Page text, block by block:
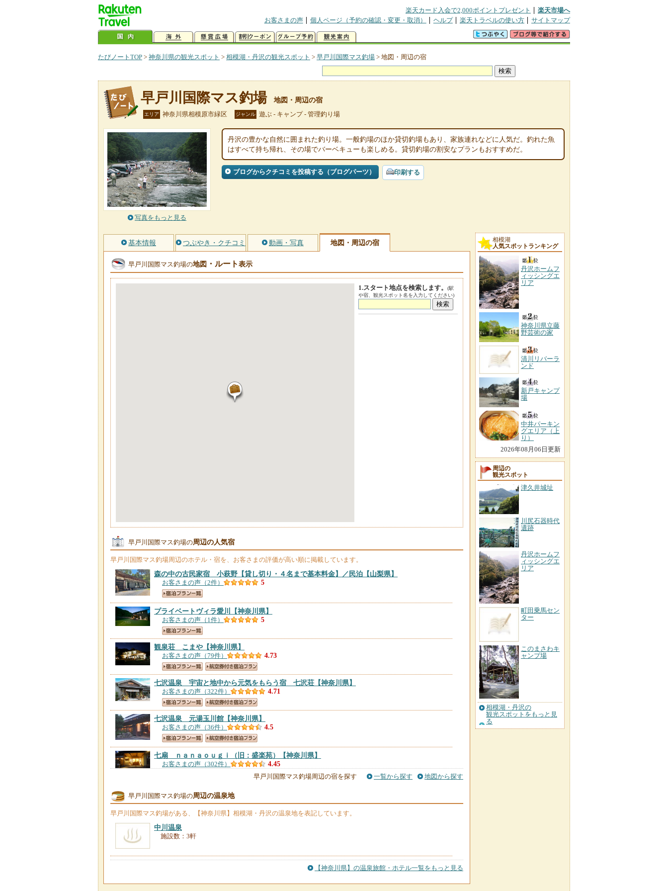
楽天カード入会で2,000ポイントプレゼント
楽天市場へ
お客さまの声
個人ページ（予約の確認・変更・取消） ヘルプ 楽天トラベルの使い方 サイトマップ
たびノートTOP > 神奈川県の観光スポット > 相模湖・丹沢の観光スポット > 早戸川国際マス釣場 > 地図・周辺の宿
早戸川国際マス釣場 地図・周辺の宿
エリア 神奈川県相模原市緑区 ジャンル 遊ぶ - キャンプ - 管理釣り場
写真をもっと見る
丹沢の豊かな自然に囲まれた釣り場。一般釣場のほか貸切釣場もあり、家族連れなどに人気だ。釣れた魚
はすべて持ち帰れ、その場でバーベキューも楽しめる。貸切釣場の割安なプランもおすすめだ。
ブログからクチコミを投稿する（ブログパーツ） 印刷する
基本情報 つぶやき・クチコミ 動画・写真 地図・周辺の宿
早戸川国際マス釣場の地図 ・ルート表示
1.スタート地点を検索します。
(駅
や宿、観光スポット名を入力してください)
早戸川国際マス釣場の周辺の人気宿
早戸川国際マス釣場周辺のホテル・宿を、お客さまの評価が高い順に掲載しています。
森の中の古民家宿 小萩野【貸し切り・４名まで基本料金】／民泊 【山梨県】
お客さまの声（2件） 5
プライベートヴィラ愛川 【神奈川県】
お客さまの声（1件） 5
観泉荘 こまや 【神奈川県】
お客さまの声（79件） 4.73
七沢温泉 宇宙と地中から元気をもらう宿 七沢荘 【神奈川県】
お客さまの声（322件） 4.71
七沢温泉 元湯玉川館 【神奈川県】
お客さまの声（36件） 4.5
七扇 ｎａｎａｏｕｇｉ（旧：盛楽苑） 【神奈川県】
お客さまの声（302件） 4.45
七沢温泉 旅館 福松【神奈川県】
お客さまの声（762件）
お客さまの声（69件） 4.25
早戸川国際マス釣場周辺の宿を探す 一覧から探す 地図から探す
早戸川国際マス釣場の周辺の温泉地
早戸川国際マス釣場がある、【神奈川県】相模湖・丹沢の温泉地を表記しています。
中川温泉
施設数：3軒
【神奈川県】の温泉旅館・ホテル一覧をもっと見る
相模湖
人気スポットランキング
丹沢ホームフ
ィッシングエ
リア
神奈川県立藤
野芸術の家
清川リバーラ
ンド
新戸キャンプ
場
中井パーキン
グエリア（上
り）
2026年08月06日更新
周辺の
観光スポット
津久井城址
川尻石器時代
遺跡
丹沢ホームフ
ィッシングエ
リア
町田乗馬セン
ター
このまさわキ
ャンプ場
相模湖・丹沢の
観光スポットをもっと見
る